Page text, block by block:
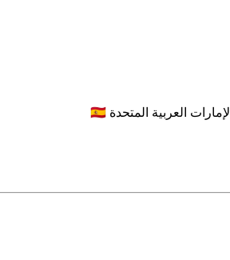
الإمارات العربية المتحدة 🇦🇪